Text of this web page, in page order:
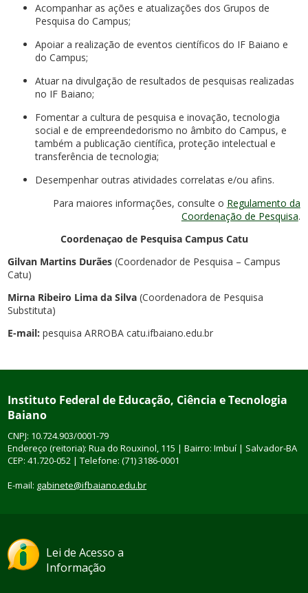
Acompanhar as ações e atualizações dos Grupos de
Pesquisa do Campus;
Apoiar a realização de eventos científicos do IF Baiano e
do Campus;
Atuar na divulgação de resultados de pesquisas realizadas
no IF Baiano;
Fomentar a cultura de pesquisa e inovação, tecnologia
social e de empreendedorismo no âmbito do Campus, e
também a publicação científica, proteção intelectual e
transferência de tecnologia;
Desempenhar outras atividades correlatas e/ou afins.
Para maiores informações, consulte o Regulamento da
Coordenação de Pesquisa.
Coordenaçao de Pesquisa Campus Catu
Gilvan Martins Durães (Coordenador de Pesquisa – Campus
Catu)
Mirna Ribeiro Lima da Silva (Coordenadora de Pesquisa
Substituta)
E-mail: pesquisa ARROBA catu.ifbaiano.edu.br
Instituto Federal de Educação, Ciência e Tecnologia
Baiano
CNPJ: 10.724.903/0001-79
Endereço (reitoria): Rua do Rouxinol, 115 | Bairro: Imbuí | Salvador-BA
CEP: 41.720-052 | Telefone: (71) 3186-0001
E-mail: gabinete@ifbaiano.edu.br
Lei de Acesso a
Informação